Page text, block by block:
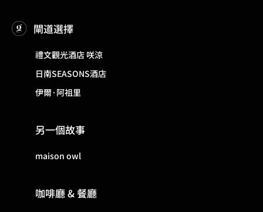
閘道選擇
禮文觀光酒店 咲涼
日南SEASONS酒店
伊爾·阿祖里
另一個故事
maison owl
咖啡廳 & 餐廳